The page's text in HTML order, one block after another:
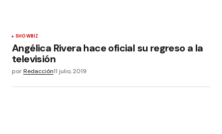
SHOWBIZ
Angélica Rivera hace oficial su regreso a la
televisión
porRedacción11 julio, 2019